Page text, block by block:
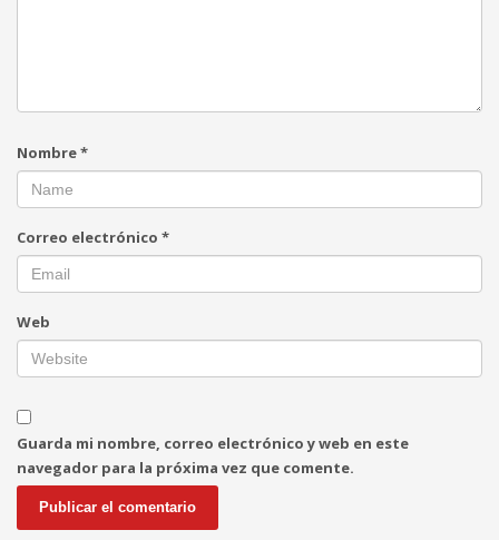
Nombre*
Correo electrónico *
Web
Guarda mi nombre, correo electrónico y web en este
navegador para la próxima vez que comente.